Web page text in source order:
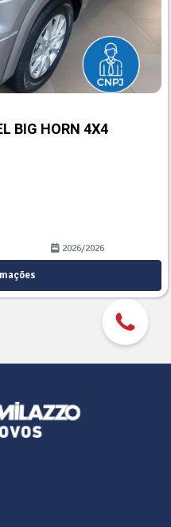
BIG HORN 4X4
2026/2026